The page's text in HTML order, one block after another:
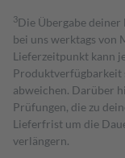
3Die Übergabe
bei uns werktags von
Lieferzeitpunkt kann
Produktverfügbarkeit
abweichen. Darüber
Prüfungen, die zu
Lieferfrist um die
verlängern.